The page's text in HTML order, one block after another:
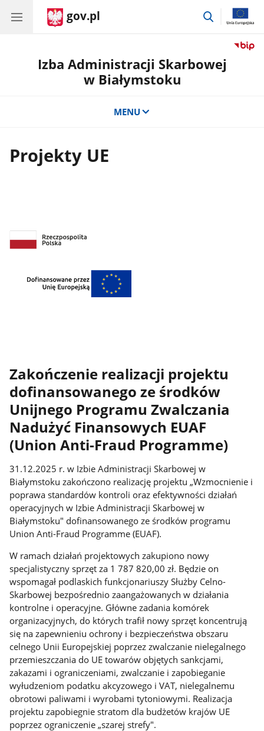
gov.pl
przejdź
Izba Administracji Skarbowej
w Białymstoku
MENU
Projekty UE
Zakończenie realizacji projektu
dofinansowanego ze środków
Unijnego Programu Zwalczania
Nadużyć Finansowych EUAF
(Union Anti-Fraud Programme)
31.12.2025 r. w Izbie Administracji Skarbowej w
Białymstoku zakończono realizację projektu „Wzmocnienie i
poprawa standardów kontroli oraz efektywności działań
operacyjnych w Izbie Administracji Skarbowej w
Białymstoku" dofinansowanego ze środków programu
Union Anti-Fraud Programme (EUAF).
W ramach działań projektowych zakupiono nowy
specjalistyczny sprzęt za 1 787 820,00 zł. Będzie on
wspomagał podlaskich funkcjonariuszy Służby Celno-
Skarbowej bezpośrednio zaangażowanych w działania
kontrolne i operacyjne. Główne zadania komórek
organizacyjnych, do których trafił nowy sprzęt koncentrują
się na zapewnieniu ochrony i bezpieczeństwa obszaru
celnego Unii Europejskiej poprzez zwalczanie nielegalnego
przemieszczania do UE towarów objętych sankcjami,
zakazami i ograniczeniami, zwalczanie i zapobieganie
wyłudzeniom podatku akcyzowego i VAT, nielegalnemu
obrotowi paliwami i wyrobami tytoniowymi. Realizacja
projektu zapobiegnie stratom dla budżetów krajów UE
poprzez ograniczenie „szarej strefy".